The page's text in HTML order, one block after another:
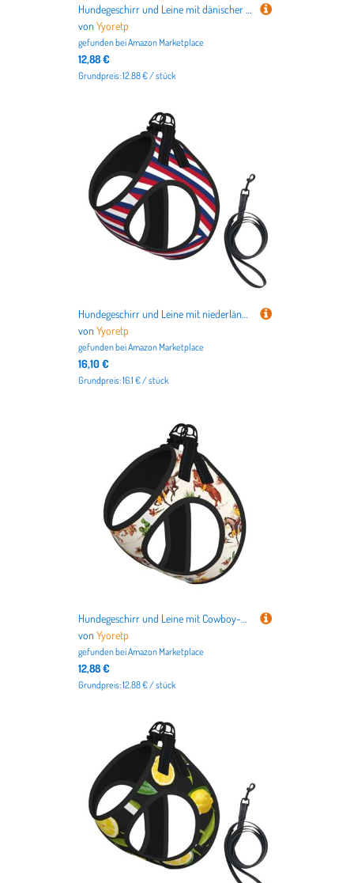
Hundegeschirr und Leine mit dänischer Flagge, atmungsaktiv, verstellbar, ausbruchsicher, für Katzen und Hunde
vonYyoretp
gefunden beiAmazon Marketplace
12,88 €
Grundpreis: 12.88 € / stück
Hundegeschirr und Leine mit niederländischer Flagge, atmungsaktiv, verstellbar, ausbruchsicher, Weste für Katzen und Hunde
vonYyoretp
gefunden beiAmazon Marketplace
16,10 €
Grundpreis: 16.1 € / stück
Hundegeschirr und Leine mit Cowboy-Aufdruck, atmungsaktiv, verstellbar, ausbruchsichere Weste für Katzen und Hunde
vonYyoretp
gefunden beiAmazon Marketplace
12,88 €
Grundpreis: 12.88 € / stück